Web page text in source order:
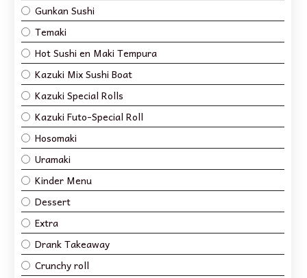
Gunkan Sushi
Temaki
Hot Sushi en Maki Tempura
Kazuki Mix Sushi Boat
Kazuki Special Rolls
Kazuki Futo-Special Roll
Hosomaki
Uramaki
Kinder Menu
Dessert
Extra
Drank Takeaway
Crunchy roll